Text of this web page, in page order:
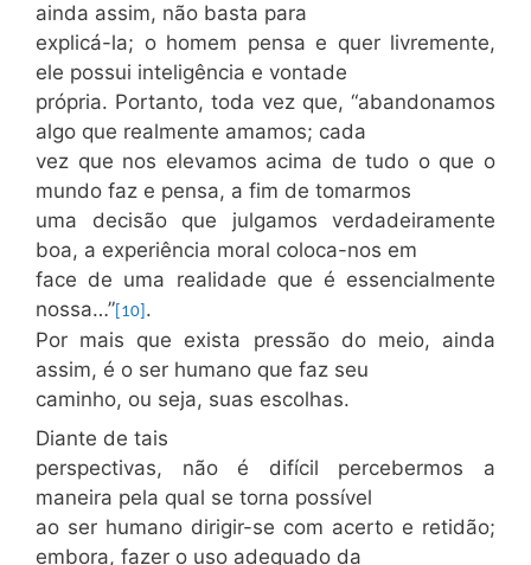
ainda assim, não basta para
explicá-la; o homem pensa e quer livremente,
ele possui inteligência e vontade
própria. Portanto, toda vez que, “abandonamos
algo que realmente amamos; cada
vez que nos elevamos acima de tudo o que o
mundo faz e pensa, a fim de tomarmos
uma decisão que julgamos verdadeiramente
boa, a experiência moral coloca-nos em
face de uma realidade que é essencialmente
nossa…” [10] .
Por mais que exista pressão do meio, ainda
assim, é o ser humano que faz seu
caminho, ou seja, suas escolhas.
Diante de tais
perspectivas, não é difícil percebermos a
maneira pela qual se torna possível
ao ser humano dirigir-se com acerto e retidão;
embora, fazer o uso adequado da